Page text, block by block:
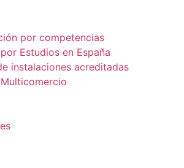
por competencias
Estudios en España
instalaciones acreditadas